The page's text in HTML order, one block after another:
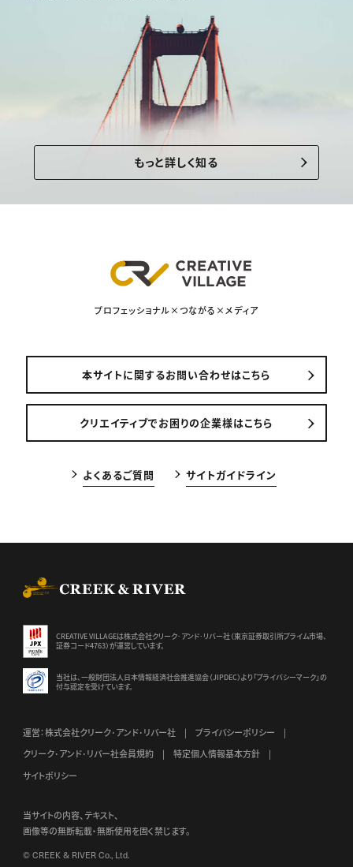
もっと詳しく知る
プロフェッショナル×つながる×メディア
本サイトに関するお問い合わせはこちら
クリエイティブでお困りの企業様はこちら
よくあるご質問 サイトガイドライン
CREATIVE VILLAGEは株式会社クリーク･アンド･リバー社（東京証券取引所プライム市場、
証券コード4763）が運営しています。
当社は、一般財団法人日本情報経済社会推進協会（JIPDEC）より 「プライバシーマーク」の
付与認定を受けています。
運営：株式会社クリーク･アンド･リバー社
プライバシーポリシー
クリーク･アンド･リバー社会員規約
特定個人情報基本方針
サイトポリシー
当サイトの内容、テキスト、
画像等の無断転載・無断使用を固く禁じます。
© CREEK & RIVER Co., Ltd.